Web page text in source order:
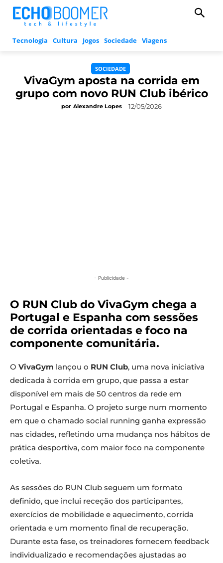
Tecnologia Cultura Jogos Sociedade Viagens
SOCIEDADE
VivaGym aposta na corrida em
grupo com novo RUN Club ibérico
por Alexandre Lopes 12/05/2026
- Publicidade -
O RUN Club do VivaGym chega a
Portugal e Espanha com sessões
de corrida orientadas e foco na
componente comunitária.
O VivaGym lançou o RUN Club, uma nova iniciativa
dedicada à corrida em grupo, que passa a estar
disponível em mais de 50 centros da rede em
Portugal e Espanha. O projeto surge num momento
em que o chamado social running ganha expressão
nas cidades, refletindo uma mudança nos hábitos de
prática desportiva, com maior foco na componente
coletiva.
As sessões do RUN Club seguem um formato
definido, que inclui receção dos participantes,
exercícios de mobilidade e aquecimento, corrida
orientada e um momento final de recuperação.
Durante esta fase, os treinadores fornecem feedback
individualizado e recomendações ajustadas ao